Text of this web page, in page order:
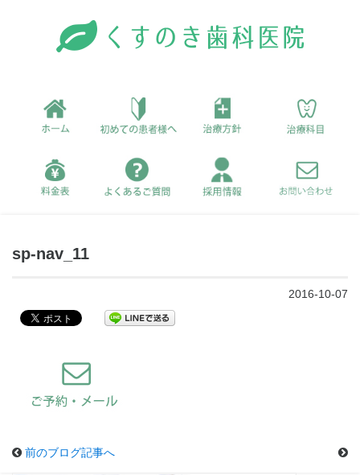
sp-nav_11
2016-10-07
前のブログ記事へ